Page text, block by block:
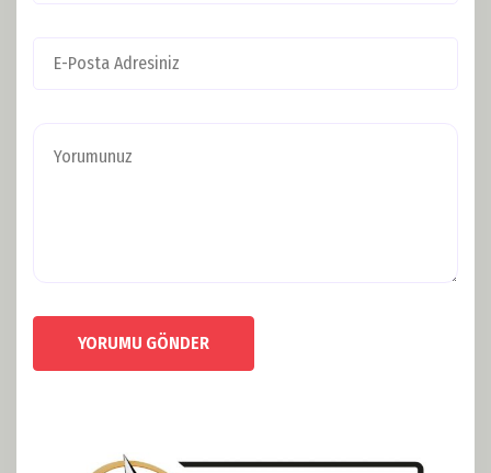
YORUMU GÖNDER